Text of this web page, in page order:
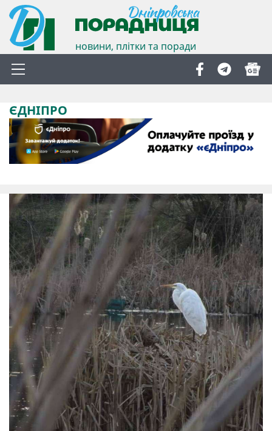
новини, плітки та поради
ЄДНІПРО